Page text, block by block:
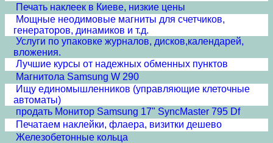
Печать наклеек в Киеве, низкие цены
Мощные неодимовые магниты для счетчиков,
генераторов, динамиков и т.д.
Услуги по упаковке журналов, дисков,календарей,
вложения.
Лучшие курсы от надежных обменных пунктов
Магнитола Samsung W 290
Ищу единомышленников (управляющие клеточные
автоматы)
продать Монитор Samsung 17" SyncMaster 795 Df
Печатаем наклейки, флаера, визитки дешево
Железобетонные кольца